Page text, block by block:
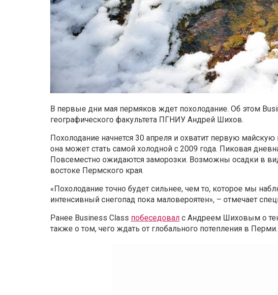
В первые дни мая пермяков ждет похолодание. Об этом
географического факультета ПГНИУ Андрей Шихов.
Похолодание начнется 30 апреля и охватит первую
она может стать самой холодной с 2009 года. Пиковая
Повсеместно ожидаются заморозки. Возможны осадки в
востоке Пермского края.
«Похолодание точно будет сильнее, чем то, которое мы
интенсивный снегопад пока маловероятен», – отмечает
Ранее Business Class побеседовал с Андреем Шиховым о
также о том, чего ждать от глобального потепления в Перми.